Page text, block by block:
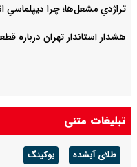
تراژدیِ مشعل‌ها؛ چرا دیپلماسیِ
هشدار استاندار تهران درباره
تبلیغات متنی
طلای آبشده بوکینگ